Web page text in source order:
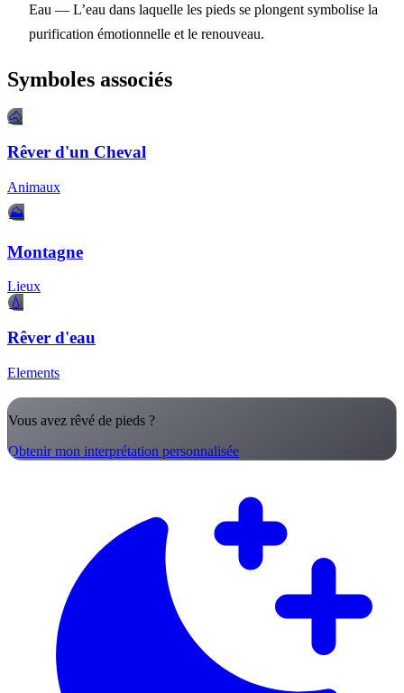
Eau — L’eau dans laquelle les pieds se plongent symbolise la
purification émotionnelle et le renouveau.
Symboles associés
🐴
Rêver d'un Cheval
Animaux
⛰️
Montagne
Lieux
💧
Rêver d'eau
Elements
Vous avez rêvé de pieds ?
Obtenir mon interprétation personnalisée